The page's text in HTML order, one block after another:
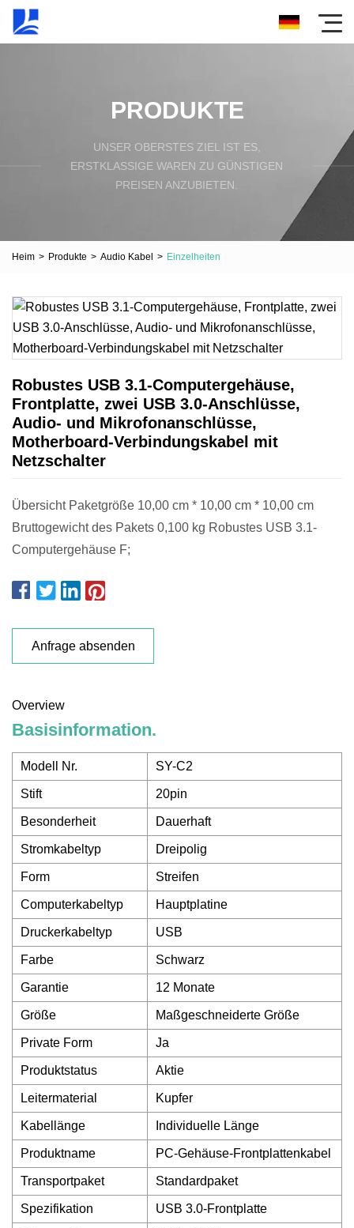
PRODUKTE
UNSER OBERSTES ZIEL IST ES,
ERSTKLASSIGE WAREN ZU GÜNSTIGEN
PREISEN ANZUBIETEN.
Heim > Produkte > Audio Kabel > Einzelheiten
Robustes USB 3.1-Computergehäuse,
Frontplatte, zwei USB 3.0-Anschlüsse,
Audio- und Mikrofonanschlüsse,
Motherboard-Verbindungskabel mit
Netzschalter
Übersicht Paketgröße 10,00 cm * 10,00 cm * 10,00 cm
Bruttogewicht des Pakets 0,100 kg Robustes USB 3.1-
Computergehäuse F;
Anfrage absenden
Overview
Basisinformation.
Modell Nr. SY-C2
Stift 20pin
Besonderheit Dauerhaft
Stromkabeltyp Dreipolig
Form Streifen
Computerkabeltyp Hauptplatine
Druckerkabeltyp USB
Farbe Schwarz
Garantie 12 Monate
Größe Maßgeschneiderte Größe
Private Form Ja
Produktstatus Aktie
Leitermaterial Kupfer
Kabellänge Individuelle Länge
Produktname PC-Gehäuse-Frontplattenkabel
Transportpaket Standardpaket
Spezifikation USB 3.0-Frontplatte